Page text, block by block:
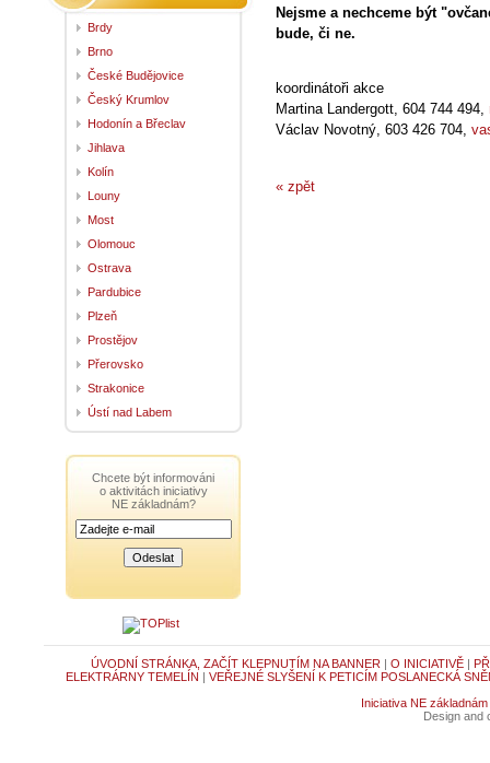
Nejsme a nechceme být
bude, či ne.
koordinátoři akce
Martina Landergott, 604 744 494,
Václav Novotný, 603 426 704,
« zpět
Brdy
Brno
České Budějovice
Český Krumlov
Hodonín a Břeclav
Jihlava
Kolín
Louny
Most
Olomouc
Ostrava
Pardubice
Plzeň
Prostějov
Přerovsko
Strakonice
Ústí nad Labem
Chcete být informováni
o aktivitách iniciativy
NE základnám?
ÚVODNÍ STRÁNKA, ZAČÍT KLEPNUTÍM NA BANNER | O INICIATIVĚ|
ELEKTRÁRNY TEMELÍN | VEŘEJNÉ SLYŠENÍ K PETICÍM POSLANECKÁ
Iniciativa NE základnám
Design and